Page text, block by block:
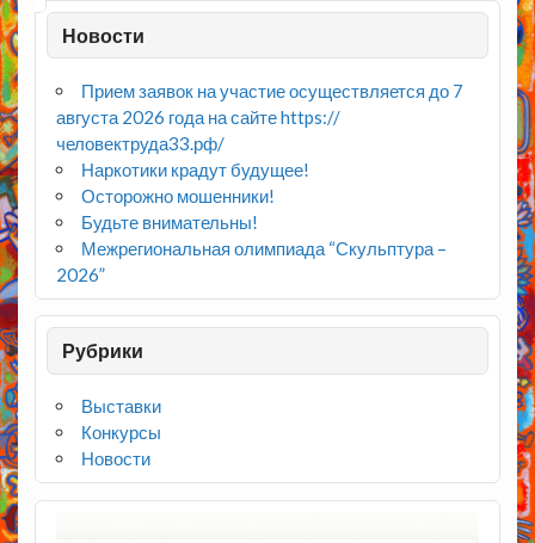
Новости
Прием заявок на участие осуществляется до 7
августа 2026 года на сайте https://
человектруда33.рф/
Наркотики крадут будущее!
Осторожно мошенники!
Будьте внимательны!
Межрегиональная олимпиада “Скульптура –
2026”
Рубрики
Выставки
Конкурсы
Новости